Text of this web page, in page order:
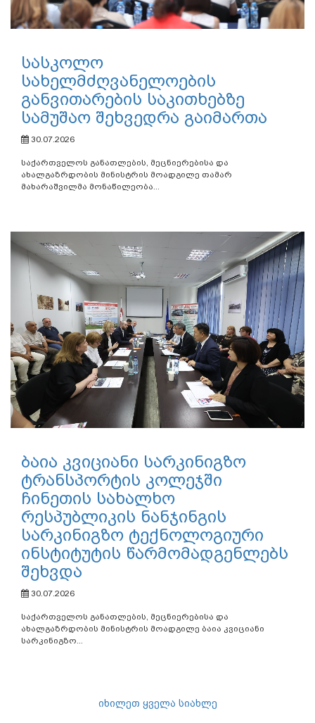
სასკოლო
სახელმძღვანელოების
განვითარების საკითხებზე
სამუშაო შეხვედრა გაიმართა
30.07.2026
საქართველოს განათლების, მეცნიერებისა და
ახალგაზრდობის მინისტრის მოადგილე თამარ
მახარაშვილმა მონაწილეობა...
ბაია კვიციანი სარკინიგზო
ტრანსპორტის კოლეჯში
ჩინეთის სახალხო
რესპუბლიკის ნანჯინგის
სარკინიგზო ტექნოლოგიური
ინსტიტუტის წარმომადგენლებს
შეხვდა
30.07.2026
საქართველოს განათლების, მეცნიერებისა და
ახალგაზრდობის მინისტრის მოადგილე ბაია კვიციანი
სარკინიგზო...
იხილეთ ყველა სიახლე